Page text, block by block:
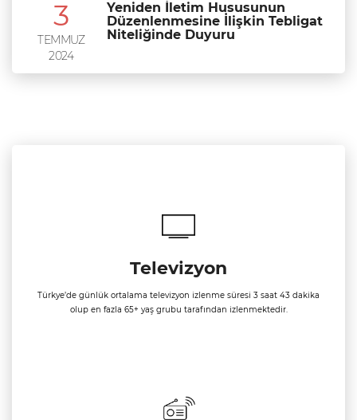
3
TEMMUZ
2024
Yeniden İletim Hususunun
Düzenlenmesine İlişkin Tebligat
Niteliğinde Duyuru
Televizyon
Türkye’de günlük ortalama televizyon izlenme süresi 3 saat 43 dakika
olup en fazla 65+ yaş grubu tarafından izlenmektedir.